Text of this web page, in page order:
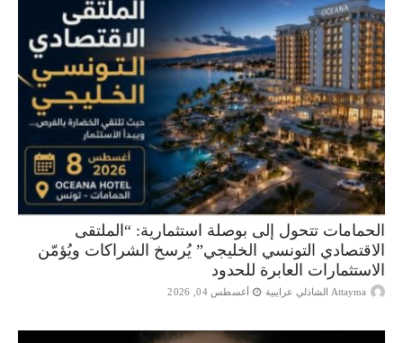
الحمامات تتحول إلى بوصلة استثمارية: “الملتقى
الاقتصادي التونسي الخليجي” يُرسخ الشراكات ويُؤمّن
الاستثمارات العابرة للحدود
Attayma الشاذلي عرايبية أغسطس 04, 2026